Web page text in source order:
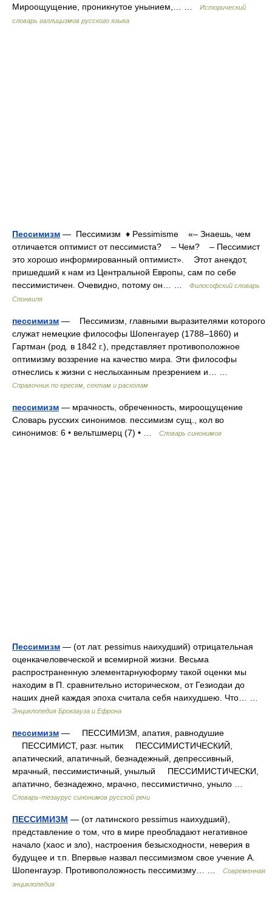
Мироощущение, проникнутое унынием,… …
Исторический
словарь галлицизмов русского языка
Пессимизм — Пессимизм ♦ Pessimisme «– Знаешь, чем
отличается оптимист от пессимиста? – Чем? – Пессимист
это хорошо информированный оптимист». Этот анекдот,
пришедший к нам из Центральной Европы, сам по себе
пессимистичен. Очевидно, потому он… …
Философский словарь
Спонвиля
пессимизм — Пессимизм, главными выразителями которого
служат немецкие философы Шопенгауер (1788–1860) и
Гартман (род. в 1842 г.), представляет противоположное
оптимизму воззрение на качество мира. Эти философы
отнеслись к жизни с неслыханным презрением и… …
Справочник по ересям, сектам и расколам
пессимизм — мрачность, обреченность, мироощущение
Словарь русских синонимов. пессимизм сущ., кол во
синонимов: 6 • вельтшмерц (7) • …
Словарь синонимов
Пессимизм — (от лат. pessimus наихудший) отрицательная
оценкачеловеческой и всемирной жизни. Весьма
распространенную элементарнуюформу такой оценки мы
находим в П. сравнительно историческом, от Гезиодаи до
наших дней каждая эпоха считала себя наихудшею. Что… …
Энциклопедия Брокгауза и Ефрона
пессимизм — ПЕССИМИЗМ, апатия, равнодушие
ПЕССИМИСТ, разг. нытик ПЕССИМИСТИЧЕСКИЙ,
апатический, апатичный, безнадежный, депрессивный,
мрачный, пессимистичный, унылый ПЕССИМИСТИЧЕСКИ,
апатично, безнадежно, мрачно, пессимистично, уныло …
Словарь-тезаурус синонимов русской речи
ПЕССИМИЗМ — (от латинского pessimus наихудший),
представление о том, что в мире преобладают негативное
начало (хаос и зло), настроения безысходности, неверия в
будущее и т.п. Впервые назвал пессимизмом свое учение А.
Шопенгауэр. Противоположность пессимизму… …
Современная
энциклопедия